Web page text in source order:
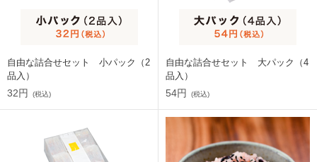
自由な詰合せセット 小パック（2
品入）
32円 (税込)
自由な詰合せセット 大パック（4
品入）
54円 (税込)